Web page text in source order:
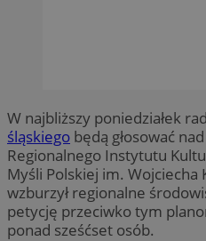
W najbliższy poniedziałek
śląskiego będą głosować
Regionalnego Instytutu
Myśli Polskiej im. Wojciecha
wzburzył regionalne
petycję przeciwko tym
ponad sześćset osób.